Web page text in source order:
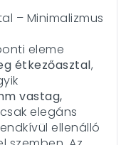
– Minimalizmus
eleme
étkezőasztal,
vastag,
elegáns
ellenálló